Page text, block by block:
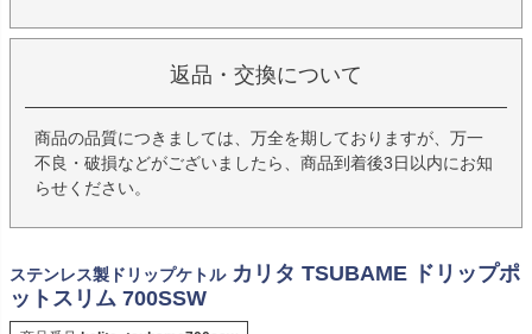
返品・交換について
商品の品質につきましては、万全を期しておりますが、万一
不良・破損などがございましたら、商品到着後3日以内にお知
らせください。
ステンレス製ドリップケトル カリタ TSUBAME ドリップポ
ットスリム 700SSW